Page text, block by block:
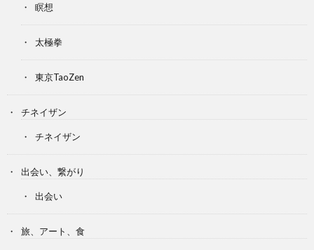
瞑想
太極拳
東京TaoZen
チネイザン
チネイザン
出会い、繋がり
出会い
旅、アート、食